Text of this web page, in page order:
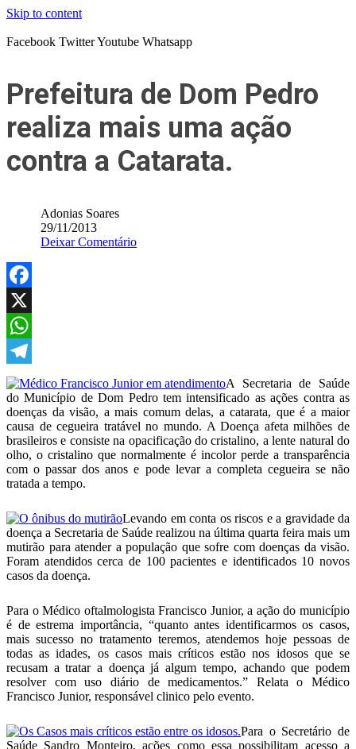
Skip to content
Facebook TwitterYoutube Whatsapp
Prefeitura de Dom Pedro
realiza mais uma ação
contra a Catarata.
Adonias Soares
29/11/2013
Deixar Comentário
Facebook
X
WhatsApp
Telegram
A Secretaria de Saúde
do Município de Dom Pedro tem intensificado as ações contra as
doenças da visão, a mais comum delas, a catarata, que é a maior
causa de cegueira tratável no mundo. A Doença afeta milhões de
brasileiros e consiste na opacificação do cristalino, a lente natural do
olho, o cristalino que normalmente é incolor perde a transparência
com o passar dos anos e pode levar a completa cegueira se não
tratada a tempo.
Levando em conta os riscos e a gravidade da
doença a Secretaria de Saúde realizou na última quarta feira mais um
mutirão para atender a população que sofre com doenças da visão.
Foram atendidos cerca de 100 pacientes e identificados 10 novos
casos da doença.
Para o Médico oftalmologista Francisco Junior, a ação do município
é de estrema importância, “quanto antes identificarmos os casos,
mais sucesso no tratamento teremos, atendemos hoje pessoas de
todas as idades, os casos mais críticos estão nos idosos que se
recusam a tratar a doença já algum tempo, achando que podem
resolver com uso diário de medicamentos.” Relata o Médico
Francisco Junior, responsável clinico pelo evento.
Para o Secretário de
Saúde Sandro Monteiro, ações como essa possibilitam acesso a